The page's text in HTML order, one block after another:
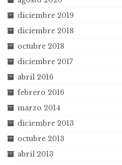
diciembre 2019
diciembre 2018
octubre 2018
diciembre 2017
abril 2016
febrero 2016
marzo 2014
diciembre 2013
octubre 2013
abril 2013